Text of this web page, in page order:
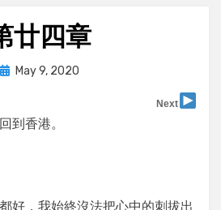
廿四章
byuser
PostedMay 9, 2020
Next
到香港。
好，我始終沒法把心中的刺拔出